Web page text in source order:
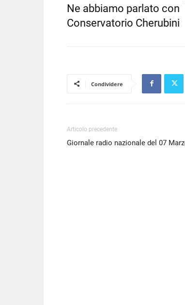
RSS FEED
LINK
Ne abbiamo parlato con
Conservatorio Cherubini
Condividere
Articolo precedente
Giornale radio nazionale del 07